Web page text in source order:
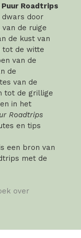
Roadtrips
dwars door
van de ruige
de kust van
tot de witte
van de
de
van de
tot de grillige
in het
Roadtrips
en tips
een bron van
met de
over